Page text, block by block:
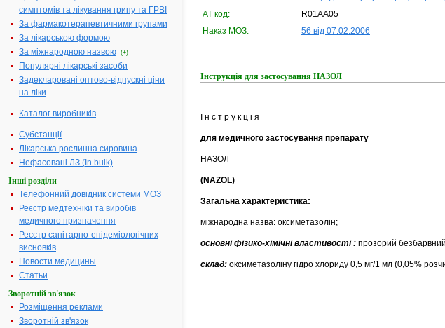
симптомів та лікування грипу та ГРВІ
За фармакотерапевтичними групами
За лікарською формою
За міжнародною назвою (+)
Популярні лікарські засоби
Задекларовані оптово-відпускні ціни
на ліки
Каталог виробників
Субстанції
Лікарська рослинна сировина
Нефасовані ЛЗ (In bulk)
Інші розділи
Телефонний довідник системи МОЗ
Реєстр медтехніки та виробів
медичного призначення
Реєстр санітарно-епідеміологічних
висновків
Новости медицины
Статьи
Зворотній зв'язок
Розміщення реклами
Зворотній зв'язок
АТ код:
R01AA05
Наказ МОЗ:
56 від 07.02.2006
Інструкція для застосування НАЗОЛ
І н с т р у к ц і я
для медичного застосування препарату
НАЗОЛ
(NAZOL)
Загальна характеристика:
міжнародна назва: оксиметазолін;
основні фізико-хімічні властивості : прозорий
склад: оксиметазоліну гідро хлориду 0,5 мг/1 мл (0,05%